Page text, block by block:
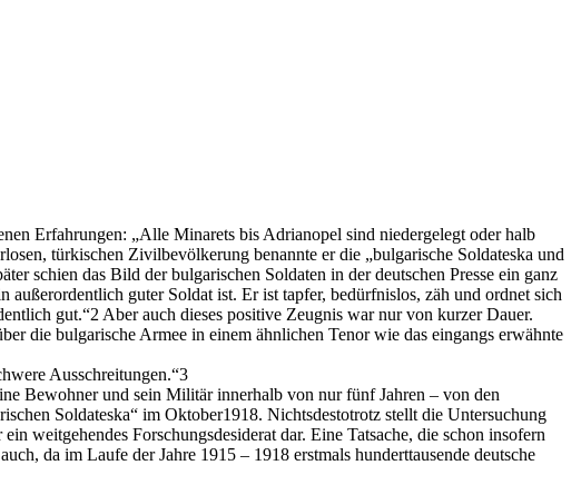
Erfahrungen: „Alle Minarets bis Adrianopel sind niedergelegt oder halb
türkischen Zivilbevölkerung benannte er die „bulgarische Soldateska und
schien das Bild der bulgarischen Soldaten in der deutschen Presse ein ganz
guter Soldat ist. Er ist tapfer, bedürfnislos, zäh und ordnet sich
gut.“2 Aber auch dieses positive Zeugnis war nur von kurzer Dauer.
die bulgarische Armee in einem ähnlichen Tenor wie das eingangs erwähnte
Ausschreitungen.“3
Bewohner und sein Militär innerhalb von nur fünf Jahren – von den
Soldateska“ im Oktober1918. Nichtsdestotrotz stellt die Untersuchung
weitgehendes Forschungsdesiderat dar. Eine Tatsache, die schon insofern
da im Laufe der Jahre 1915 – 1918 erstmals hunderttausende deutsche